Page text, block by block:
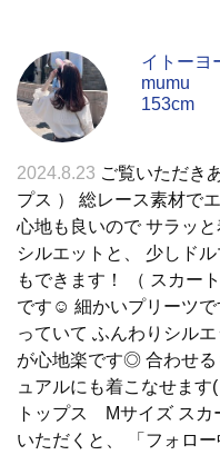
イトーヨ
mumu
153cm
2024.8.23 ご覧いただき
プス ） 総レース素材で
心地も良いので サラッ
シルエットと、 少しド
もできます！ （ スカー
です☺︎ 細かいプリーツで
っていて ふんわりシル
が心地楽です◎ 合わせる
ュアルにも着こなせます(
トップス Mサイズ ス
いただくと、 「フォロ